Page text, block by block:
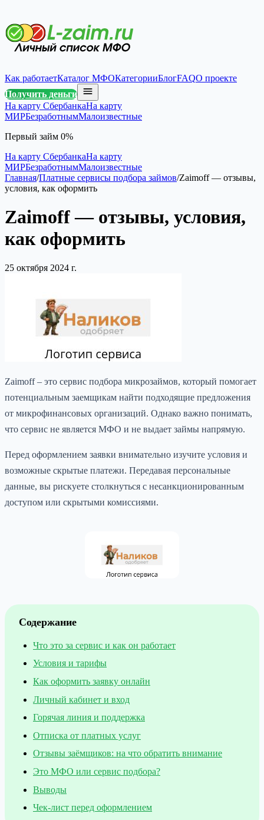
Как работаетКаталог МФОКатегорииБлогFAQО проекте
Получить деньги
На карту СбербанкаНа карту
МИРБезработнымМалоизвестные
Первый займ 0%
На карту СбербанкаНа карту
МИРБезработнымМалоизвестные
Главная/Платные сервисы подбора займов/Zaimоff — отзывы,
условия, как оформить
Zaimоff — отзывы, условия,
как оформить
25 октября 2024 г.
Zaimоff – это сервис подбора микрозаймов, который помогает
потенциальным заемщикам найти подходящие предложения
от микрофинансовых организаций. Однако важно понимать,
что сервис не является МФО и не выдает займы напрямую.
Перед оформлением заявки внимательно изучите условия и
возможные скрытые платежи. Передавая персональные
данные, вы рискуете столкнуться с несанкционированным
доступом или скрытыми комиссиями.
Содержание
Что это за сервис и как он работает
Условия и тарифы
Как оформить заявку онлайн
Личный кабинет и вход
Горячая линия и поддержка
Отписка от платных услуг
Отзывы заёмщиков: на что обратить внимание
Это МФО или сервис подбора?
Выводы
Чек-лист перед оформлением